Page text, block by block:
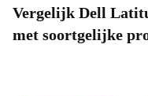
Vergelijk Dell
met soortgelijke